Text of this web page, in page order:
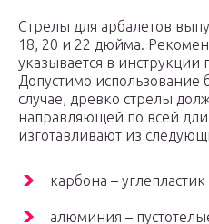
Стрелы для арбалетов
18, 20 и 22 дюйма.
указывается в инструкции
Допустимо
случае, древко стрелы
направляющей по всей
изготавливают из
карбона –
алюминия –